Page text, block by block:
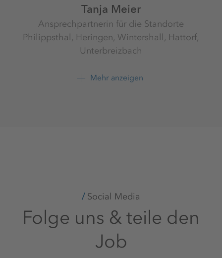
Tanja Meier
Ansprechpartnerin für die Standorte
Philippsthal, Heringen, Wintershall, Hattorf,
Unterbreizbach
K+S Minerals and Agriculture
Mehr anzeigen
Social Media
Folge uns & teile den
Job